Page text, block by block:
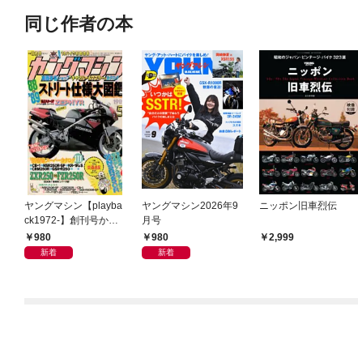
同じ作者の本
ヤングマシン【playba
ck1972-】創刊号から
振り返る昭和～平成の
熱き時代 1989年5月号
980
新着
ヤングマシン2026年9
月号
980
新着
ニッポン旧車烈伝
2,999